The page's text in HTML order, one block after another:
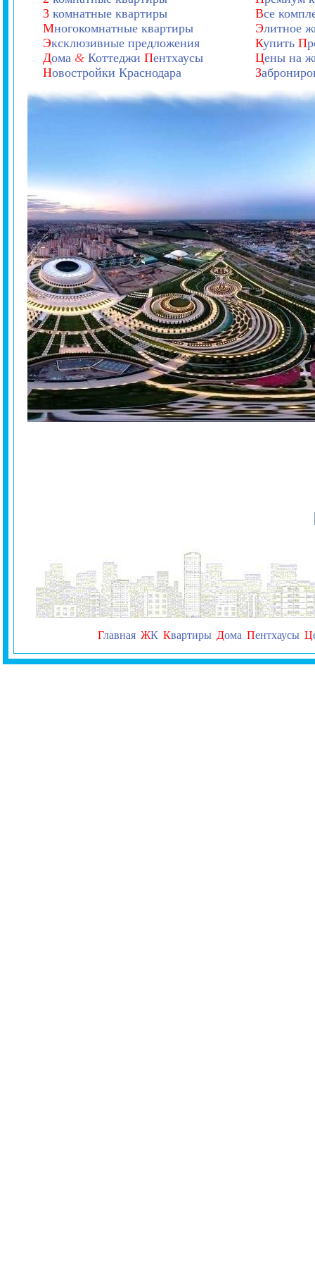
3 комнатные квартиры
Многокомнатные квартиры
Эксклюзивные предложения
Дома& Коттеджи Пентхаусы
Новостройки Краснодара
Все
Элитное
Купить П
Цены на
З
Главная ЖК Квартиры Дома Пентхаусы Ц